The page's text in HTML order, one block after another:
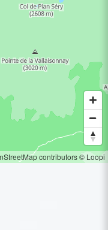
contributors© Loopi